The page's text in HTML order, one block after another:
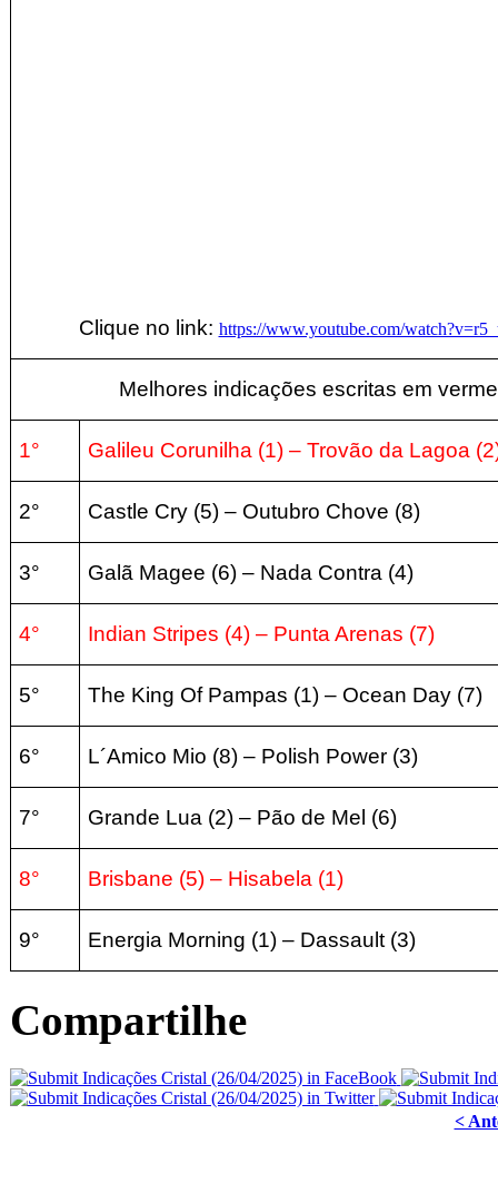
Clique no link: https://www.youtube.com/
Melhores indicações escritas em
1° Galileu Corunilha (1) – Trovão da Lagoa (2
2° Castle Cry (5) – Outubro Chove (8)
3° Galã Magee (6) – Nada Contra (4)
4° Indian Stripes (4) – Punta Arenas (7)
5° The King Of Pampas (1) – Ocean Day (7)
6° L´Amico Mio (8) – Polish Power (3)
7° Grande Lua (2) – Pão de Mel (6)
8° Brisbane (5) – Hisabela (1)
9° Energia Morning (1) – Dassault (3)
Compartilhe
<